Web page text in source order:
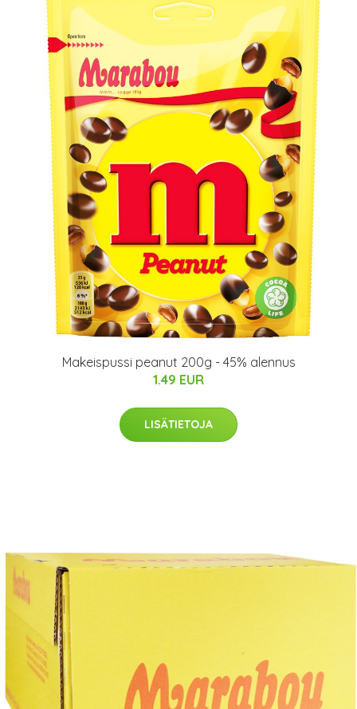
Makeispussi peanut 200g - 45% alennus
1.49 EUR
LISÄTIETOJA